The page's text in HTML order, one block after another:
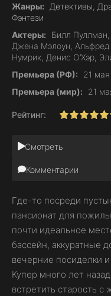
Жанры:
Детективы,
Фэнтези
Актеры:
Билл
Джена Мэлоун,
Нумрик, Денис О’Хэр,
Премьера (РФ):
21
Премьера (мир):
21
Рейтинг:
2 3 4 5 7 8 9 10
Смотреть
Комментарии
Где-то посреди
пансионат для
почти идеальное
бассейн, аккуратные
вечерние посиделки
Купер много лет
встретить старость